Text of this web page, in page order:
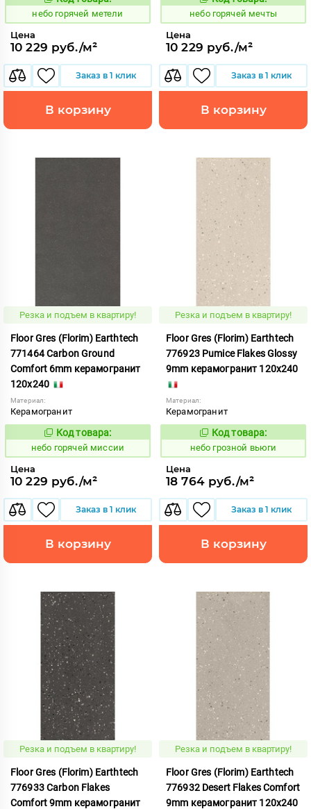
небо горячей метели
Цена
10 229 руб./м²
Заказ в 1 клик
В корзину
небо горячей мечты
Цена
10 229 руб./м²
Заказ в 1 клик
В корзину
Резка и подъем в квартиру!
Floor Gres (Florim) Earthtech
771464 Carbon Ground
Comfort 6mm керамогранит
120x240
Материал:
Керамогранит
1112052
Код товара:
небо горячей миссии
Цена
10 229 руб./м²
Заказ в 1 клик
В корзину
Резка и подъем в квартиру!
Floor Gres (Florim) Earthtech
776923 Pumice Flakes Glossy
9mm керамогранит 120x240
Материал:
Керамогранит
1112139
Код товара:
небо грозной вьюги
Цена
18 764 руб./м²
Заказ в 1 клик
В корзину
Резка и подъем в квартиру!
Floor Gres (Florim) Earthtech
776933 Carbon Flakes
Comfort 9mm керамогранит
Резка и подъем в квартиру!
Floor Gres (Florim) Earthtech
776932 Desert Flakes Comfort
9mm керамогранит 120x240